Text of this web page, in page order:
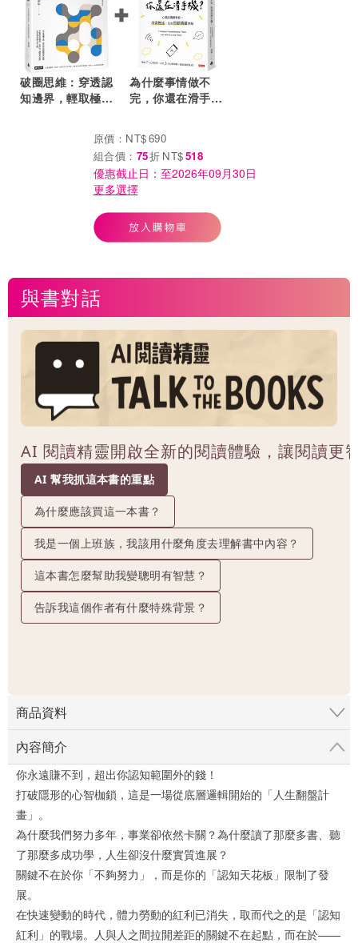
破圈思維：穿透認
知邊界，輕取極限
為什麼事情做不
完，你還在滑手
先從照顧情緒開始
原價： NT$690
組合價： 75折 NT$518
優惠截止日：至2026年09月30日
更多選擇
與書對話
AI 閱讀精靈開啟全新的閱讀體驗，讓閱讀更
AI 幫我抓這本書的重點
為什麼應該買這一本書？
我是一個上班族，我該用什麼角度去理解書中內容？
這本書怎麼幫助我變聰明有智慧？
告訴我這個作者有什麼特殊背景？
商品資料
內容簡介
你永遠賺不到，超出你認知範圍外的錢！
打破隱形的心智枷鎖，這是一場從底層邏輯開始的「人生翻盤計
畫」。
為什麼我們努力多年，事業卻依然卡關？為什麼讀了那麼多書、聽
了那麼多成功學，人生卻沒什麼實質進展？
關鍵不在於你「不夠努力」，而是你的「認知天花板」限制了發
展。
在快速變動的時代，體力勞動的紅利已消失，取而代之的是「認知
紅利」的戰場。人與人之間拉開差距的關鍵不在起點，而在於——